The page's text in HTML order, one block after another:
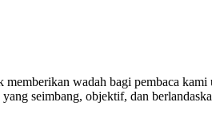
wadah bagi pembaca
seimbang, objektif, dan